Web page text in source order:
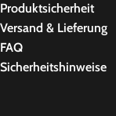
Produktsicherheit
Versand & Lieferung
FAQ
Sicherheitshinweise